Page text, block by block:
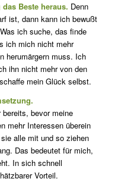
Beste heraus. Denn
ist, dann kann ich bewußt
ich suche, das finde
ich mich nicht mehr
herumärgern muss. Ich
ihn nicht mehr von den
mein Glück selbst.
bevor meine
mehr Interessen überein
alle mit und so ziehen
Das bedeutet für mich,
In sich schnell
Vorteil.